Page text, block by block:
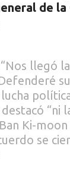
de
llegó
lucha
“ni
Ki-
se